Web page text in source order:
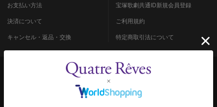
お支払い方法
決済について
キャンセル・返品・交換
宝塚歌劇共通ID新規会員登録
ご利用規約
特定商取引法について